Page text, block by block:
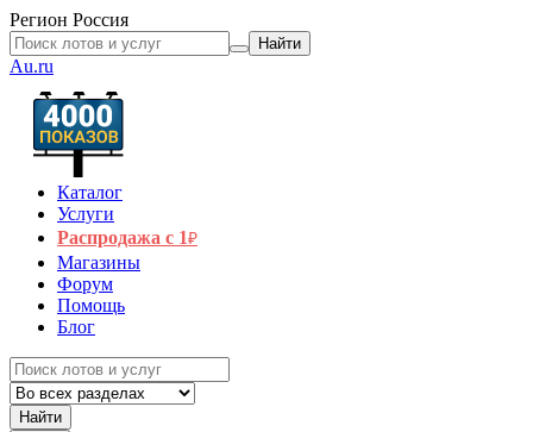
Регион Россия
Найти
Au.ru
Каталог
Услуги
Распродажа с 1₽
Магазины
Форум
Помощь
Блог
Найти